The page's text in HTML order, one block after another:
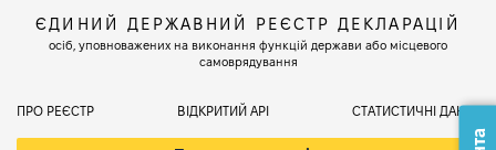
ЄДИНИЙ ДЕРЖАВНИЙ РЕЄСТР ДЕКЛАРАЦІЙ
осіб, уповноважених на виконання функцій держави або місцевого
самоврядування
ПРО РЕЄСТР ВІДКРИТИЙ АРІ СТАТИСТИЧНІ ДАНІ